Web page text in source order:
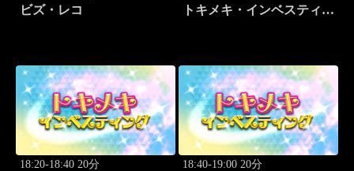
ビズ・レコ
トキメキ・インベスティン
18:20-18:40 20分 18:40-19:00 20分